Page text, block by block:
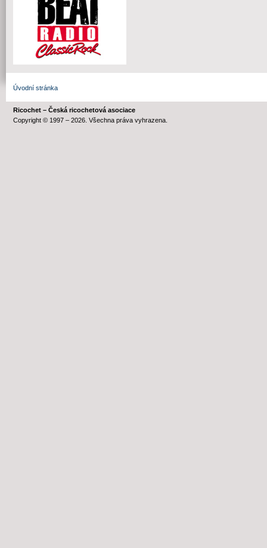
Úvodní stránka
Ricochet – Česká ricochetová asociace
Copyright © 1997 – 2026. Všechna práva vyhrazena.